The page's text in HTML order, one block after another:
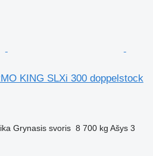
KING SLXi 300 doppelstock
Grynasis svoris 8 700 kg Ašys 3